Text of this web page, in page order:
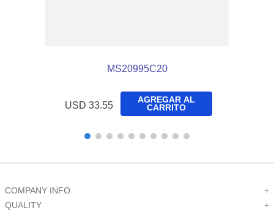
MS20995C20
USD 33.55
AGREGAR AL
CARRITO
COMPANY INFO
+
QUALITY
+